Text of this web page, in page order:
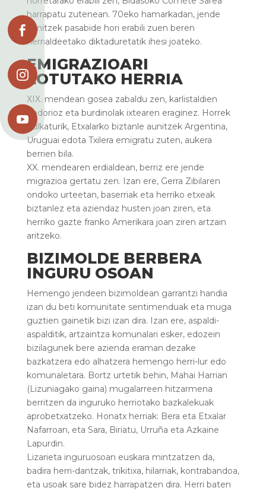



harrapatu zutenean. 70eko hamarkadan, jende
aunitzek pasabide hori erabili zuen beren
herrialdeetako diktaduretatik ihesi joateko.
EMIGRAZIOARI
LOTUTAKO HERRIA
XIX. mendean gosea zabaldu zen, karlistaldien
ondorioz eta burdinolak ixtearen eraginez. Horrek
bulkaturik, Etxalarko biztanle aunitzek Argentina,
Uruguai edota Txilera emigratu zuten, aukera
berrien bila.
XX. mendearen erdialdean, berriz ere jende
migrazioa gertatu zen. Izan ere, Gerra Zibilaren
ondoko urteetan, baserriak eta herriko etxeak
biztanlez eta aziendaz husten joan ziren, eta
herriko gazte franko Amerikara joan ziren artzain
aritzeko.
BIZIMOLDE BERBERA
INGURU OSOAN
Hemengo jendeen bizimoldean garrantzi handia
izan du beti komunitate sentimenduak eta muga
guztien gainetik bizi izan dira. Izan ere, aspaldi-
aspalditik, artzaintza komunalari esker, edozein
bizilagunek bere azienda eraman dezake
bazkatzera edo alhatzera hemengo herri-lur edo
komunaletara. Bortz urtetik behin, Mahai Harrian
(Lizuniagako gaina) mugalarreen hitzarmena
berritzen da inguruko herriotako bazkalekuak
aprobetxatzeko. Honatx herriak: Bera eta Etxalar
Nafarroan, eta Sara, Biriatu, Urruña eta Azkaine
Lapurdin.
Lizarieta inguruosoan euskara mintzatzen da,
badira herri-dantzak, trikitixa, hilarriak, kontrabandoa,
eta usoak sare bidez harrapatzen dira. Herri baten